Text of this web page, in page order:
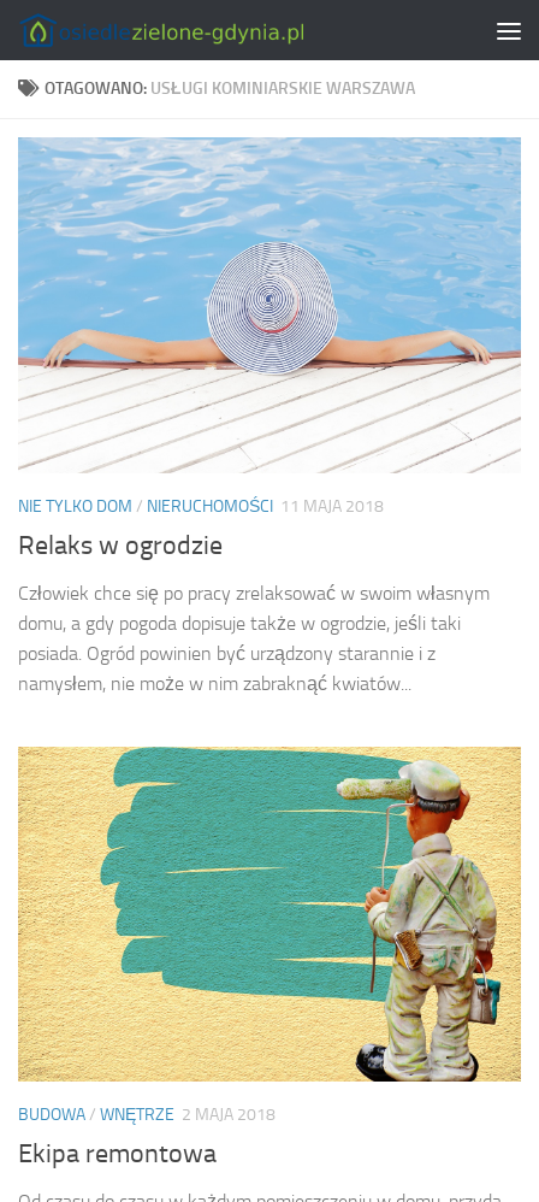
Skip to content
OTAGOWANO: USŁUGI KOMINIARSKIE WARSZAWA
NIE TYLKO DOM / NIERUCHOMOŚCI 11 MAJA 2018
Relaks w ogrodzie
Człowiek chce się po pracy zrelaksować w swoim własnym
domu, a gdy pogoda dopisuje także w ogrodzie, jeśli taki
posiada. Ogród powinien być urządzony starannie i z
namysłem, nie może w nim zabraknąć kwiatów...
BUDOWA/ WNĘTRZE 2 MAJA 2018
Ekipa remontowa